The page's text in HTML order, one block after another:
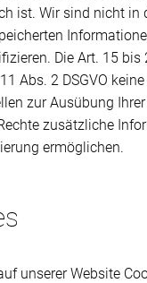
ist. Wir sind nicht in
Die Art. 15 bis
Abs. 2 DSGVO
zur Ausübung
zusätzliche
ermöglichen.
unserer Website